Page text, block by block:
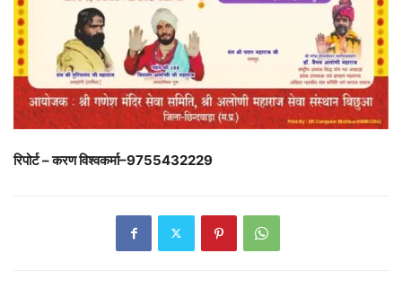
रिपोर्ट – करण विश्वकर्मा–9755432229